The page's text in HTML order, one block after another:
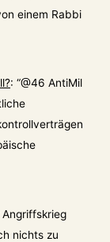
einem Rabbi
: “@46 AntiMil
Angriffskrieg
nichts zu